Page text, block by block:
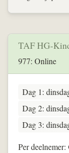
TAF HG-
977: Online
Dag 1:
Dag 2:
Dag 3:
Per